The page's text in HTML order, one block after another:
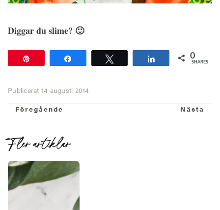
Diggar du slime? 🙂
Share 0
SHARES
Publicerat 14 augusti 2014
Föregående
Föregående Nästa
Fler artiklar